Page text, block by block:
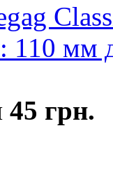
110 мм
45 грн.